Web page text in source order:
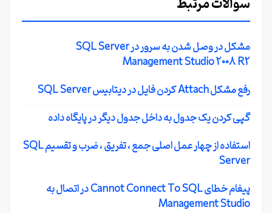
سوالات مرتبط
مشکل در وصل شدن به سرور در SQL Server
Management Studio 2008 R2
رفع مشکل Attach کردن فایل در دیتابیس SQL Server
گپی کردن یک جدول به داخل جدول دیگر در پایگاه داده
استفاده از چهار عمل اصلی جمع ، تفریق ، ضرب و تقسیم SQL
Server
پیغام خطای Cannot Connect To SQL در اتصال به
Management Studio